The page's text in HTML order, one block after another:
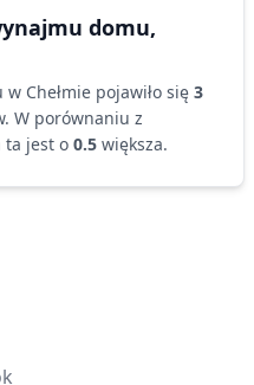
domu,
w Chełmie pojawiło się 3
. W porównaniu z
ta jest o 0.5 większa.